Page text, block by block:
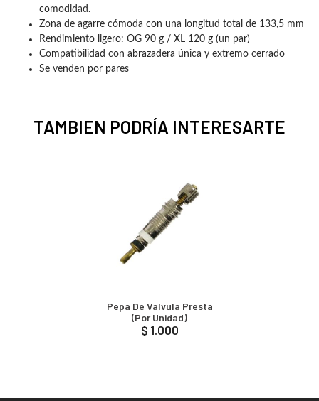
comodidad.
Zona de agarre cómoda con una longitud total de 133,5 mm
Rendimiento ligero: OG 90 g / XL 120 g (un par)
Compatibilidad con abrazadera única y extremo cerrado
Se venden por pares
TAMBIEN PODRÍA INTERESARTE
Pepa De Valvula Presta
(por Unidad)
$ 1.000